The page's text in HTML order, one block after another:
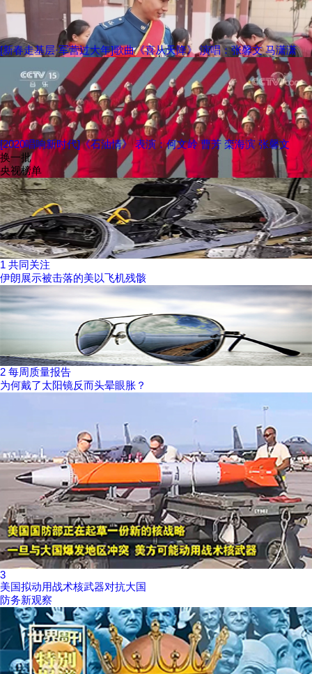
[新春走基层·军营过大年]歌曲《喜从天降》 演唱：张馨文 马潇潇
[2020唱响新时代]《石油情》 表演：何文岭 曹芳 栾海滨 张馨文
换一批
央视榜单
1 共同关注
伊朗展示被击落的美以飞机残骸
2 每周质量报告
为何戴了太阳镜反而头晕眼胀？
3
美国拟动用战术核武器对抗大国
防务新观察